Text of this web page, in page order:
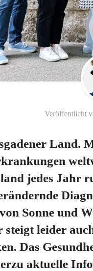
Veröffentlicht
Land.
jedes Jahr
Sonne und
steigt leider
Das
aktuelle